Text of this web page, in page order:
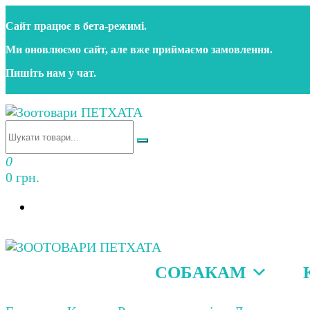
до
контенту
Сайт працює в бета‑режимі.
Ми оновлюємо сайт, але вже приймаємо замовлення.
Пишіть нам у чат.
Зоотовари ПЕТХАТА
Зоомагазин для собак та котів | Корм, іграшки,
0
0 грн.
Зоомагазин для собак та котів | Корм, іграшки,
СОБАКАМ